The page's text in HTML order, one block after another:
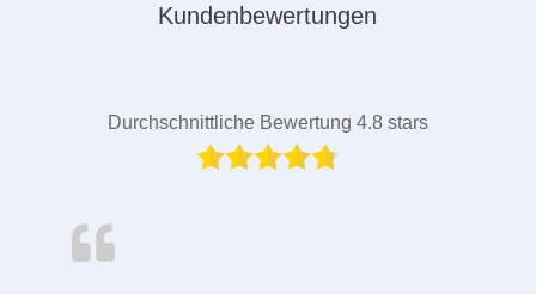
Kundenbewertungen
Durchschnittliche Bewertung 4.8 stars